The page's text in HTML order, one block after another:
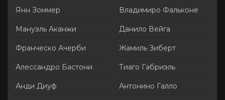
Янн Зоммер
Мануэль Аканжи
Франческо Ачерби
Алессандро Бастони
Анди Диуф
Владимиро Фальконе
Данило Вейга
Жамиль Зиберт
Тиаго Габриэль
Антонино Галло